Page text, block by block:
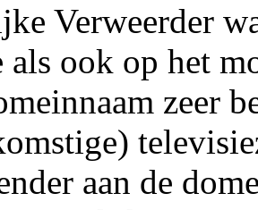
Verweerder
als ook op het
zeer
aan de